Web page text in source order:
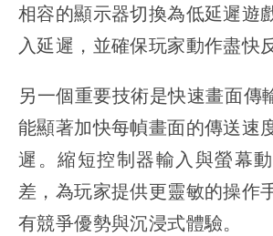
相容的顯示器切換為低延遲遊
入延遲，並確保玩家動作盡快
另一個重要技術是快速畫面傳
能顯著加快每幀畫面的傳送速
遲。縮短控制器輸入與螢幕
差，為玩家提供更靈敏的操作
有競爭優勢與沉浸式體驗。